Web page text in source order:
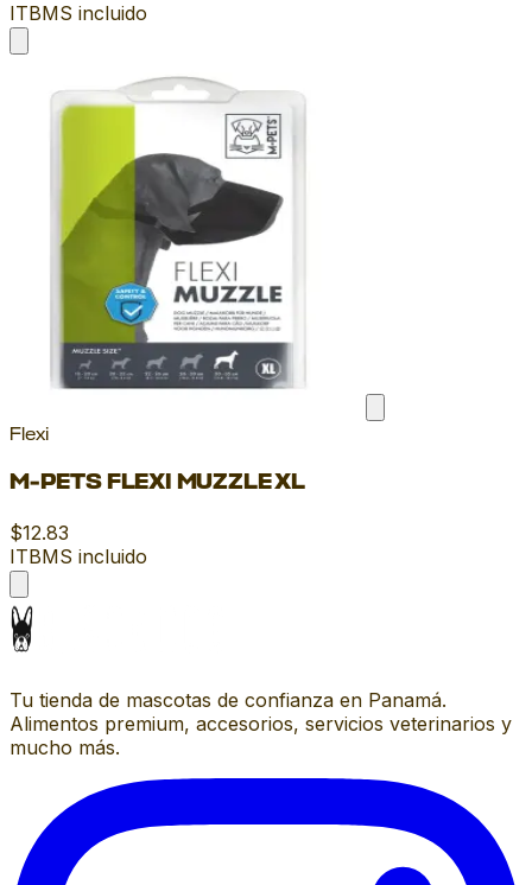
ITBMS incluido
Flexi
M-PETS FLEXI MUZZLE XL
$12.83
ITBMS incluido
Tu tienda de mascotas de confianza en Panamá.
Alimentos premium, accesorios, servicios veterinarios y
mucho más.